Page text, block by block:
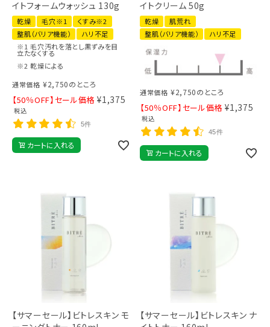
イトフォームウォッシュ 130g
乾燥 毛穴※1
くすみ※2
整肌（バリア機能）
ハリ不足
※1 毛穴汚れを落とし黒ずみを目
立たなくする
※2 乾燥による
通常価格 ¥2,750のところ
【50％OFF】セール価格 ¥1,375
税込
5件
カートに入れる
イトクリーム 50g
乾燥
肌荒れ
整肌（バリア機能）
ハリ不足
通常価格 ¥2,750のところ
【50％OFF】セール価格 ¥1,375
税込
45件
カートに入れる
【サマーセール】ビトレスキン モ
【サマーセール】ビトレスキン ナ